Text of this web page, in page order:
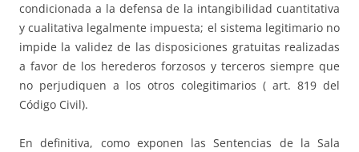
condicionada a la defensa de la intangibilidad cuantitativa
y cualitativa legalmente impuesta; el sistema legitimario no
impide la validez de las disposiciones gratuitas realizadas
a favor de los herederos forzosos y terceros siempre que
no perjudiquen a los otros colegitimarios ( art. 819 del
Código Civil).
En definitiva, como exponen las Sentencias de la Sala